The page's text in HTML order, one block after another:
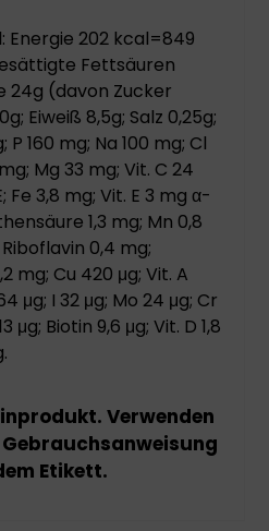
Energie 202 kcal=849
Fettsäuren
24g (davon Zucker
Eiweiß 8,5g; Salz 0,25g;
P 160 mg; Na 100 mg; Cl
Mg 33 mg; Vit. C 24
Fe 3,8 mg; Vit. E 3 mg α-
1,3 mg; Mn 0,8
0,4 mg;
mg; Cu 420 μg; Vit. A
μg; I 32 μg; Mo 24 μg; Cr
μg; Biotin 9,6 μg; Vit. D 1,8
Verwenden
Etikett.